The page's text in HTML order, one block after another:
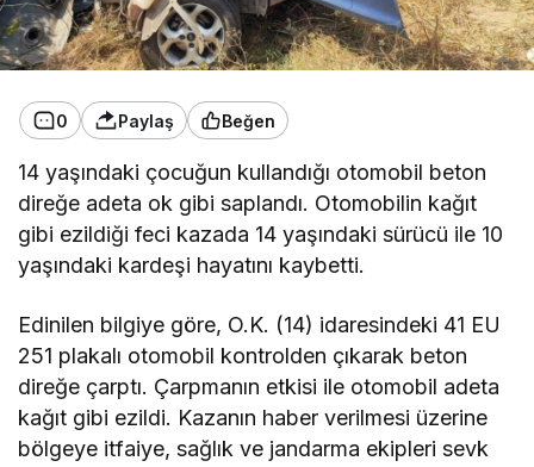
0 Paylaş Beğen
14 yaşındaki çocuğun kullandığı otomobil beton
direğe adeta ok gibi saplandı. Otomobilin kağıt
gibi ezildiği feci kazada 14 yaşındaki sürücü ile 10
yaşındaki kardeşi hayatını kaybetti.
Edinilen bilgiye göre, O.K. (14) idaresindeki 41 EU
251 plakalı otomobil kontrolden çıkarak beton
direğe çarptı. Çarpmanın etkisi ile otomobil adeta
kağıt gibi ezildi. Kazanın haber verilmesi üzerine
bölgeye itfaiye, sağlık ve jandarma ekipleri sevk